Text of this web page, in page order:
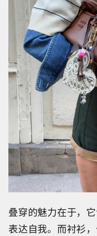
叠穿的魅力在于，
表达自我。而衬衫